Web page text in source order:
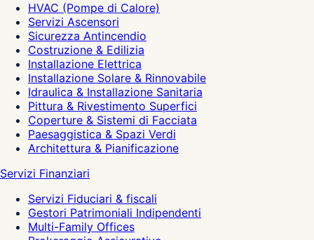
HVAC (Pompe di Calore)
Servizi Ascensori
Sicurezza Antincendio
Costruzione & Edilizia
Installazione Elettrica
Installazione Solare & Rinnovabile
Idraulica & Installazione Sanitaria
Pittura & Rivestimento Superfici
Coperture & Sistemi di Facciata
Paesaggistica & Spazi Verdi
Architettura & Pianificazione
Servizi Finanziari
Servizi Fiduciari & fiscali
Gestori Patrimoniali Indipendenti
Multi-Family Offices